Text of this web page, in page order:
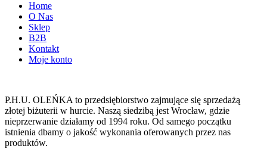
Home
O Nas
Sklep
B2B
Kontakt
Moje konto
P.H.U. OLEŃKA to przedsiębiorstwo zajmujące się sprzedażą
złotej biżuterii w hurcie. Naszą siedzibą jest Wrocław, gdzie
nieprzerwanie działamy od 1994 roku. Od samego początku
istnienia dbamy o jakość wykonania oferowanych przez nas
produktów.